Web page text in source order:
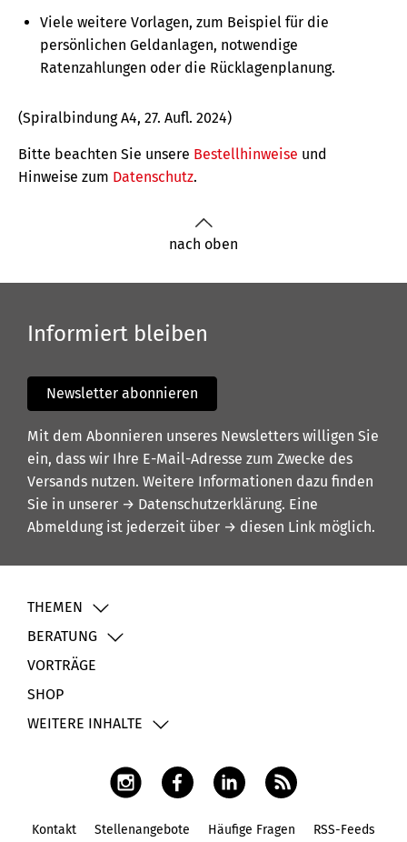
Viele weitere Vorlagen, zum Beispiel für die
persönlichen Geldanlagen, notwendige
Ratenzahlungen oder die Rücklagenplanung.
(Spiralbindung A4, 27. Aufl. 2024)
Bitte beachten Sie unsere Bestellhinweise und
Hinweise zum Datenschutz.
nach oben
Informiert bleiben
Newsletter abonnieren
Mit dem Abonnieren unseres Newsletters willigen Sie
ein, dass wir Ihre E-Mail-Adresse zum Zwecke des
Versands nutzen. Weitere Informationen dazu finden
Sie in unserer → Datenschutzerklärung. Eine
Abmeldung ist jederzeit über → diesen Link möglich.
THEMEN
BERATUNG
VORTRÄGE
SHOP
WEITERE INHALTE
Kontakt Stellenangebote Häufige Fragen RSS-Feeds